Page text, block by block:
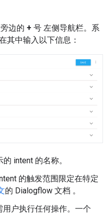
边的 + 号 左侧导航栏。系
其中输入以下信息：
intent 的名称。
的触发范围限定在特定
的 Dialogflow 文档 。
户执行任何操作。一个